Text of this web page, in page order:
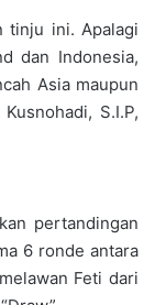
tinju ini. Apalagi
dan Indonesia,
Asia maupun
S.I.P,
pertandingan
6 ronde antara
Feti dari